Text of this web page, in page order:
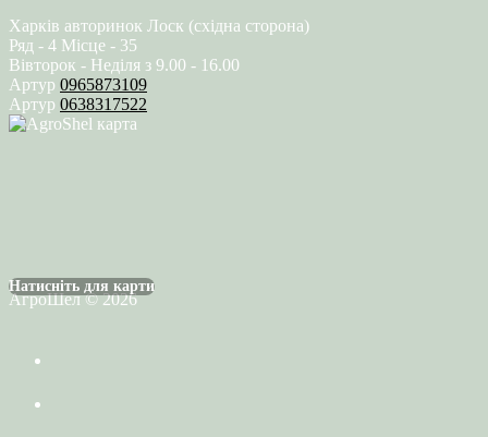
Харків авторинок Лоск (східна сторона)
Ряд - 4 Місце - 35
Вівторок - Неділя з 9.00 - 16.00
Артур 0965873109
Артур 0638317522
Натисніть для карти
АгроШел © 2026